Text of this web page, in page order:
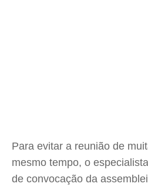
Para evitar a reunião de
mesmo tempo, o
de convocação da